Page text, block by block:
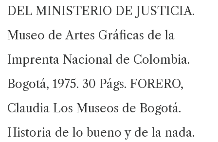
DEL MINISTERIO DE JUSTICIA.
Museo de Artes Gráficas de la
Imprenta Nacional de Colombia.
Bogotá, 1975. 30 Págs. FORERO,
Claudia Los Museos de Bogotá.
Historia de lo bueno y de la nada.